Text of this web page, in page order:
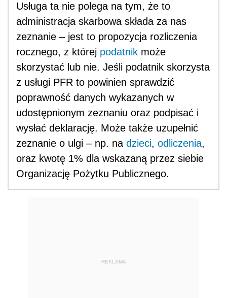
Usługa ta nie polega na tym, że to
administracja skarbowa składa za nas
zeznanie – jest to propozycja rozliczenia
rocznego, z której podatnik może
skorzystać lub nie. Jeśli podatnik skorzysta
z usługi PFR to powinien sprawdzić
poprawność danych wykazanych w
udostępnionym zeznaniu oraz podpisać i
wysłać deklarację. Może także uzupełnić
zeznanie o ulgi – np. na dzieci, odliczenia,
oraz kwotę 1% dla wskazaną przez siebie
Organizację Pożytku Publicznego.
REKLAMA